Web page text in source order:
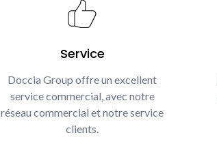
Service
Doccia Group offre un excellent
service commercial, avec notre
réseau commercial et notre service
clients.